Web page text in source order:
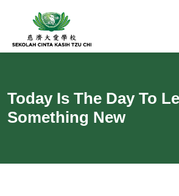
Today Is The Day To
Something New